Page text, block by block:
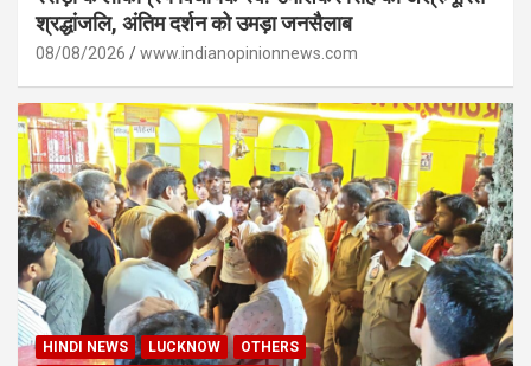
श्रद्धांजलि, अंतिम दर्शन को उमड़ा जनसैलाब
08/08/2026 www.indianopinionnews.com
HINDI NEWS LUCKNOW
OTHERS